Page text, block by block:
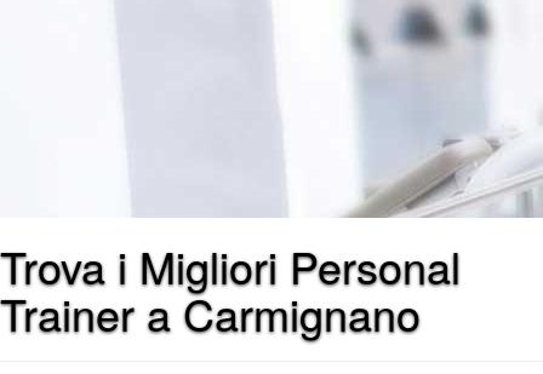
Trova i Migliori Personal
Trainer a Carmignano